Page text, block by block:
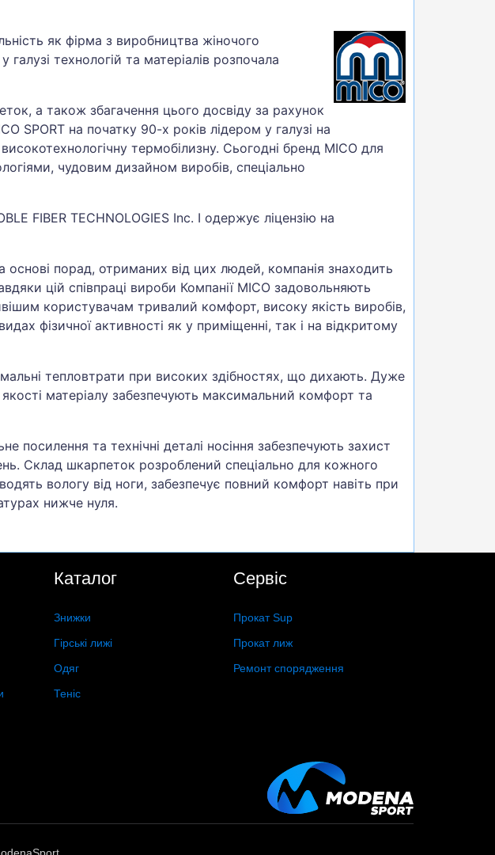
як фірма з виробництва жіночого
технологій та матеріалів розпочала
а також збагачення цього досвіду за рахунок
SPORT на початку 90-х років лідером у галузі на
термобілизну. Сьогодні бренд MICO для
чудовим дизайном виробів, спеціально
FIBER TECHNOLOGIES Inc. І одержує ліцензію на
порад, отриманих від цих людей, компанія знаходить
цій співпраці вироби Компанії MICO задовольняють
користувачам тривалий комфорт, високу якість виробів,
фізичної активності як у приміщенні, так і на відкритому
тепловтрати при високих здібностях, що дихають. Дуже
матеріалу забезпечують максимальний комфорт та
та технічні деталі носіння забезпечують захист
Склад шкарпеток розроблений спеціально для кожного
вологу від ноги, забезпечує повний комфорт навіть при
нижче нуля.
Каталог
Знижки
Гірські лижі
Одяг
Теніс
Сервіс
Прокат Sup
Прокат лиж
Ремонт спорядження